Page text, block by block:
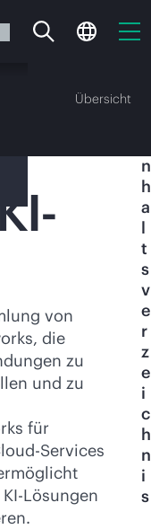
aktuell
zum Stöbern,
Übersicht
von
die
zu
und zu
für
Services
Lösungen
n
h
a
l
t
s
v
e
r
z
e
i
c
h
n
i
s